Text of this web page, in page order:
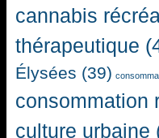
cannabis
thérapeutique
Élysées (39)
consommation
culture urbaine